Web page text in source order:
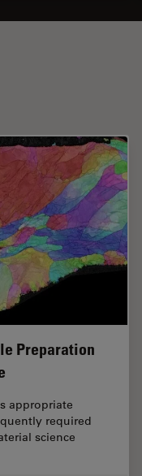
Preparation
appropriate
required
science